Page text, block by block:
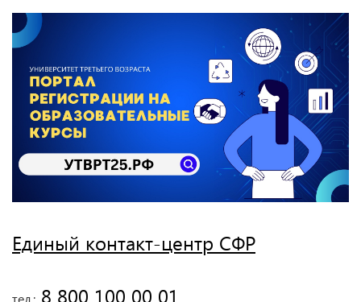
Единый контакт-центр СФР
тел.: 8 800 100 00 01